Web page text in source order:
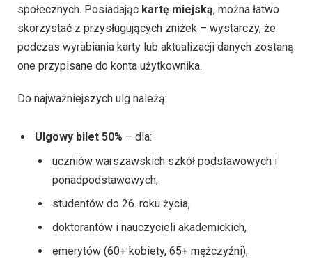
społecznych. Posiadając kartę miejską, można łatwo
skorzystać z przysługujących zniżek – wystarczy, że
podczas wyrabiania karty lub aktualizacji danych zostaną
one przypisane do konta użytkownika.
Do najważniejszych ulg należą:
Ulgowy bilet 50% – dla:
uczniów warszawskich szkół podstawowych i
ponadpodstawowych,
studentów do 26. roku życia,
doktorantów i nauczycieli akademickich,
emerytów (60+ kobiety, 65+ mężczyźni),